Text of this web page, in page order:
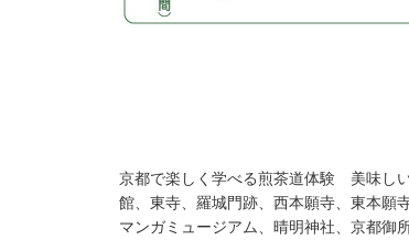
京都で楽しく学べる煎茶道体験 美味し
館、東寺、羅城門跡、西本願寺、東本願
マンガミュージアム、晴明神社、京都御